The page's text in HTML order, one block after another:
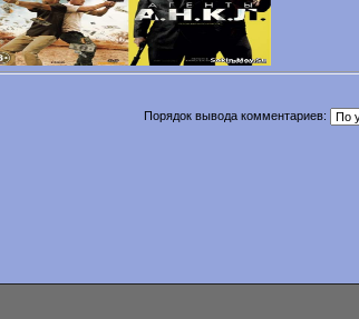
Порядок вывода комментариев: